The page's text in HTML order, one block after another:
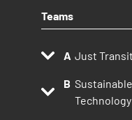
Teams
Just
Technology